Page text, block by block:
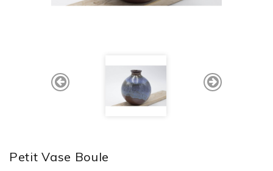
Petit Vase Boule